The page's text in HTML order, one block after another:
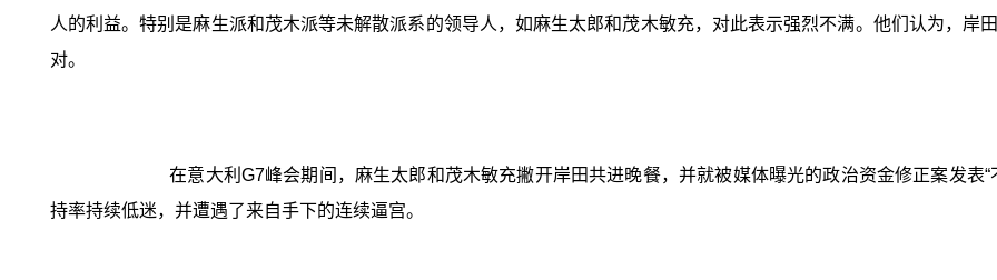
人的利益。特别是麻生派和茂木派等未解散派系的领导人，如麻生太郎和茂木敏充，对此表示强烈不满。他们认为，岸
对。
在意大利G7峰会期间，麻生太郎和茂木敏充撇开岸田共进晚餐，并就被媒体曝光的政治资金修正案发表
持率持续低迷，并遭遇了来自手下的连续逼宫。